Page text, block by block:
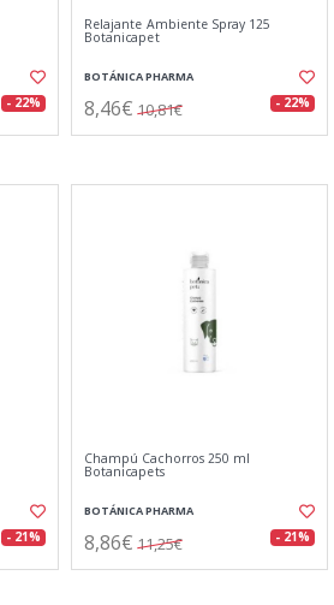
- 22%
Relajante Ambiente Spray 125
Botanicapet
BOTÁNICA PHARMA
8,46€ 10,81€ - 22%
- 21%
Champú Cachorros 250 ml
Botanicapets
BOTÁNICA PHARMA
8,86€ 11,25€ - 21%